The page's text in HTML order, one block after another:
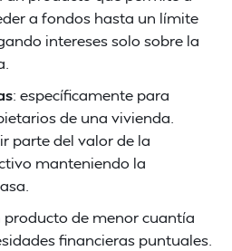
a fondos hasta un límite
intereses solo sobre la
: específicamente para
de una vivienda.
parte del valor de la
manteniendo la
producto de menor cuantía
financieras puntuales.